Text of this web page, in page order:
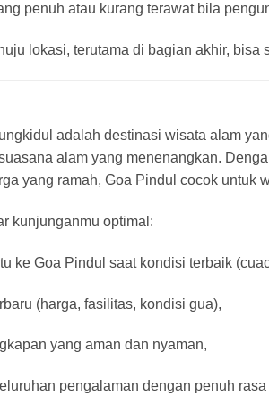
penuh atau kurang terawat bila
lokasi, terutama di bagian akhir, bisa
adalah destinasi wisata alam
alam yang menenangkan.
yang ramah, Goa Pindul cocok untuk
kunjunganmu optimal:
ke Goa Pindul saat kondisi terbaik
(harga, fasilitas, kondisi gua),
yang aman dan nyaman,
pengalaman dengan penuh